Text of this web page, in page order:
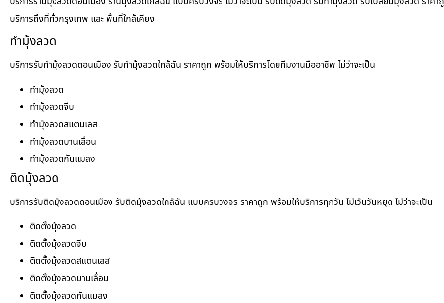
บริการถึงที่ทั่วกรุงเทพ และ พื้นที่ใกล้เคียง
ทำมุ้งลวด
บริการรับทำมุ้งลวดดอนเมือง รับทำมุ้งลวดใกล้ฉัน ราคาถูก พร้อมให้บริการโดยทีมงานมืออาชีพ ไม่ว่าจะเป็น
ทำมุ้งลวด
ทำมุ้งลวดจีบ
ทำมุ้งลวดสแตนเลส
ทำมุ้งลวดบานเลื่อน
ทำมุ้งลวดกันแมลง
ติดมุ้งลวด
บริการรับติดมุ้งลวดดอนเมือง รับติดมุ้งลวดใกล้ฉัน แบบครบวงจร ราคาถูก พร้อมให้บริการทุกวัน ไม่เว้นวันหยุด ไม่ว่าจะเป็น
ติดตั้งมุ้งลวด
ติดตั้งมุ้งลวดจีบ
ติดตั้งมุ้งลวดสแตนเลส
ติดตั้งมุ้งลวดบานเลื่อน
ติดตั้งมุ้งลวดกันแมลง